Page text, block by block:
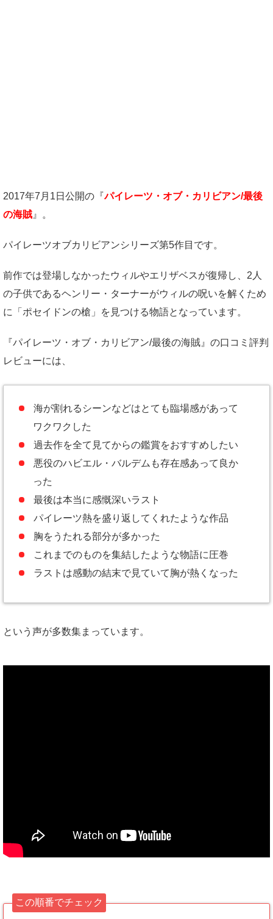
2017年7月1日公開の『パイレーツ・オブ・カリビアン/最後
の海賊 』。
パイレーツオブカリビアンシリーズ第5作目です。
前作では登場しなかったウィルやエリザベスが復帰し、2人
の子供であるヘンリー・ターナーがウィルの呪いを解くため
に「ポセイドンの槍」を見つける物語となっています。
『パイレーツ・オブ・カリビアン/最後の海賊』の口コミ評判
レビューには、
海が割れるシーンなどはとても臨場感があって
ワクワクした
過去作を全て見てからの鑑賞をおすすめしたい
悪役のハビエル・バルデムも存在感あって良か
った
最後は本当に感慨深いラスト
パイレーツ熱を盛り返してくれたような作品
胸をうたれる部分が多かった
これまでのものを集結したような物語に圧巻
ラストは感動の結末で見ていて胸が熱くなった
という声が多数集まっています。
この順番でチェック